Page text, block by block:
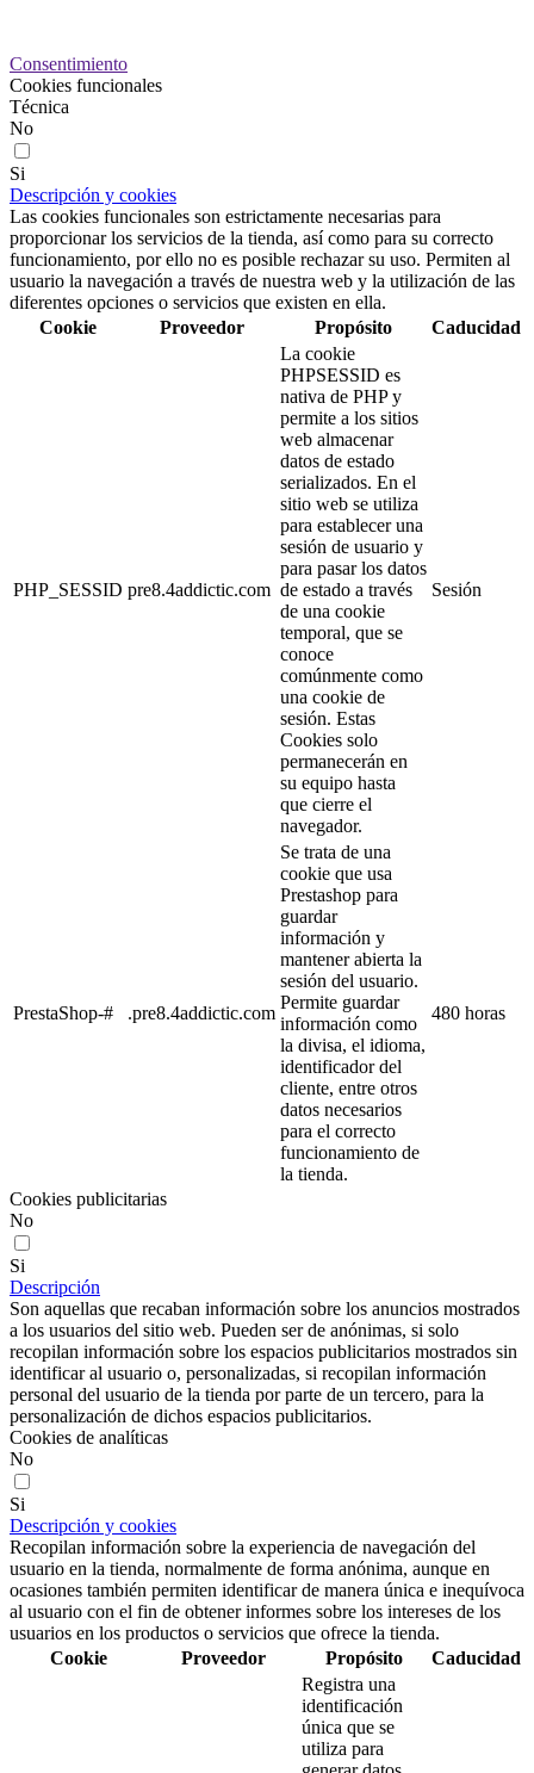
Consentimiento
Cookies funcionales
Técnica
No
Si
Descripción y cookies
Las cookies funcionales son estrictamente necesarias para
proporcionar los servicios de la tienda, así como para su correcto
funcionamiento, por ello no es posible rechazar su uso. Permiten al
usuario la navegación a través de nuestra web y la utilización de las
diferentes opciones o servicios que existen en ella.
Cookie
Proveedor Propósito Caducidad
PHP_SESSID pre8.4addictic.com
La cookie
PHPSESSID es
nativa de PHP y
permite a los sitios
web almacenar
datos de estado
serializados. En el
sitio web se utiliza
para establecer una
sesión de usuario y
para pasar los datos
de estado a través
de una cookie
temporal, que se
conoce
comúnmente como
una cookie de
sesión. Estas
Cookies solo
permanecerán en
su equipo hasta
que cierre el
navegador.
Sesión
PrestaShop-# .pre8.4addictic.com
Se trata de una
cookie que usa
Prestashop para
guardar
información y
mantener abierta la
sesión del usuario.
Permite guardar
información como
la divisa, el idioma,
identificador del
cliente, entre otros
datos necesarios
para el correcto
funcionamiento de
la tienda.
480 horas
Cookies publicitarias
No
Si
Descripción
Son aquellas que recaban información sobre los anuncios mostrados
a los usuarios del sitio web. Pueden ser de anónimas, si solo
recopilan información sobre los espacios publicitarios mostrados sin
identificar al usuario o, personalizadas, si recopilan información
personal del usuario de la tienda por parte de un tercero, para la
personalización de dichos espacios publicitarios.
Cookies de analíticas
No
Si
Descripción y cookies
Recopilan información sobre la experiencia de navegación del
usuario en la tienda, normalmente de forma anónima, aunque en
ocasiones también permiten identificar de manera única e inequívoca
al usuario con el fin de obtener informes sobre los intereses de los
usuarios en los productos o servicios que ofrece la tienda.
Cookie
Proveedor Propósito Caducidad
Registra una
identificación
única que se
utiliza para